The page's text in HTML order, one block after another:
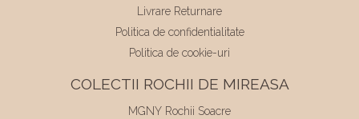
Livrare Returnare
Politica de confidentialitate
Politica de cookie-uri
COLECTII ROCHII DE MIREASA
MGNY Rochii Soacre